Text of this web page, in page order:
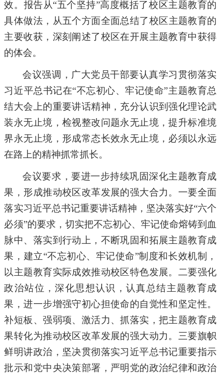
效。 报告从“五个坚持”高度概括了校区主题教育的
具体做法， 从五个方面全面总结了校区 主题教育的
主要收获，深刻阐述了校区在开展主题教育中获得
的体会。
会议强调，广大党员干部要认真学习贯彻落实
习近平总书记在“不忘初心、牢记使命”主题教育总
结大会上的重要讲话精神，充分认识到强化理论武
装永无止境，检视整改问题永无止境，提升标准境
界永无止境，形成常态长效永无止境，必须以永远
在路上的精神抓常抓长。
会议要求，要进一步持续巩固深化主题教育成
果，形成推动校区改革发展的强大合力 。 一要全面
落实习近平总书记重要讲话精神，坚决落实好“六个
必须”的要求，切实把不忘初心、牢记使命熔铸到血
脉中、落实到行动上，不断巩固和拓展主题教育成
果，建立“不忘初心、牢记使命”制度和长效机制，
以主题教育实际成效推动校区特色发展。二要强化
政治站位，深化思想认识，认真总结主题教育成
果，进一步增强守初心担使命的自觉性和坚定性。
补短板、强弱项、激活力、抓落实，把主题教育成
果转化为推动校区改革发展的强大动力。三要旗帜
鲜明讲政治，坚决贯彻落实习近平总书记重要指示
批示和党中央决策部署，严明党的政治纪律和政治